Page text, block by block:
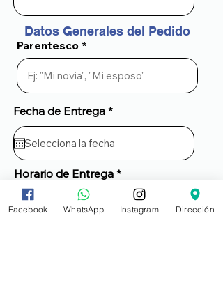
Datos Generales del Pedido
Parentesco
Fecha de Entrega *
Horario de Entrega
Facebook WhatsApp Instagram Dirección